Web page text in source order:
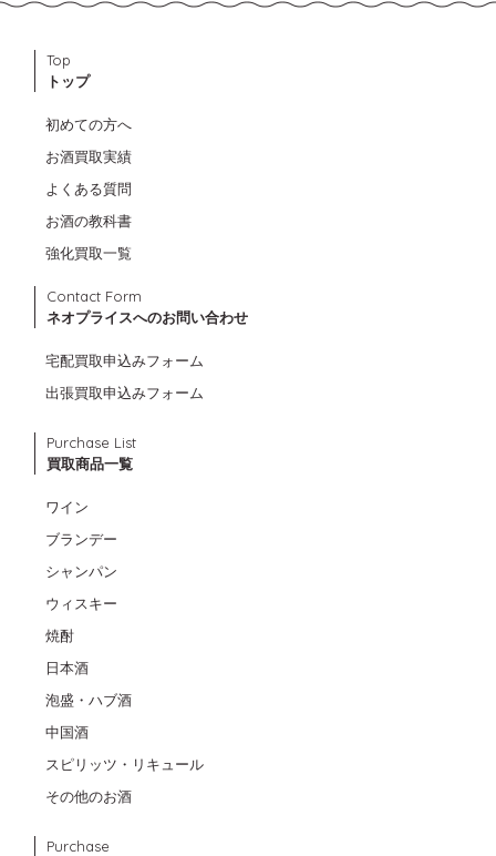
Top
トップ
初めての方へ
お酒買取実績
よくある質問
お酒の教科書
強化買取一覧
Contact Form
ネオプライスへのお問い合わせ
宅配買取申込みフォーム
出張買取申込みフォーム
Purchase List
買取商品一覧
ワイン
ブランデー
シャンパン
ウィスキー
焼酎
日本酒
泡盛・ハブ酒
中国酒
スピリッツ・リキュール
その他のお酒
Purchase